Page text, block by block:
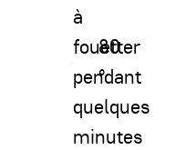
à
fouetter
pendant
quelques
minutes
80
°